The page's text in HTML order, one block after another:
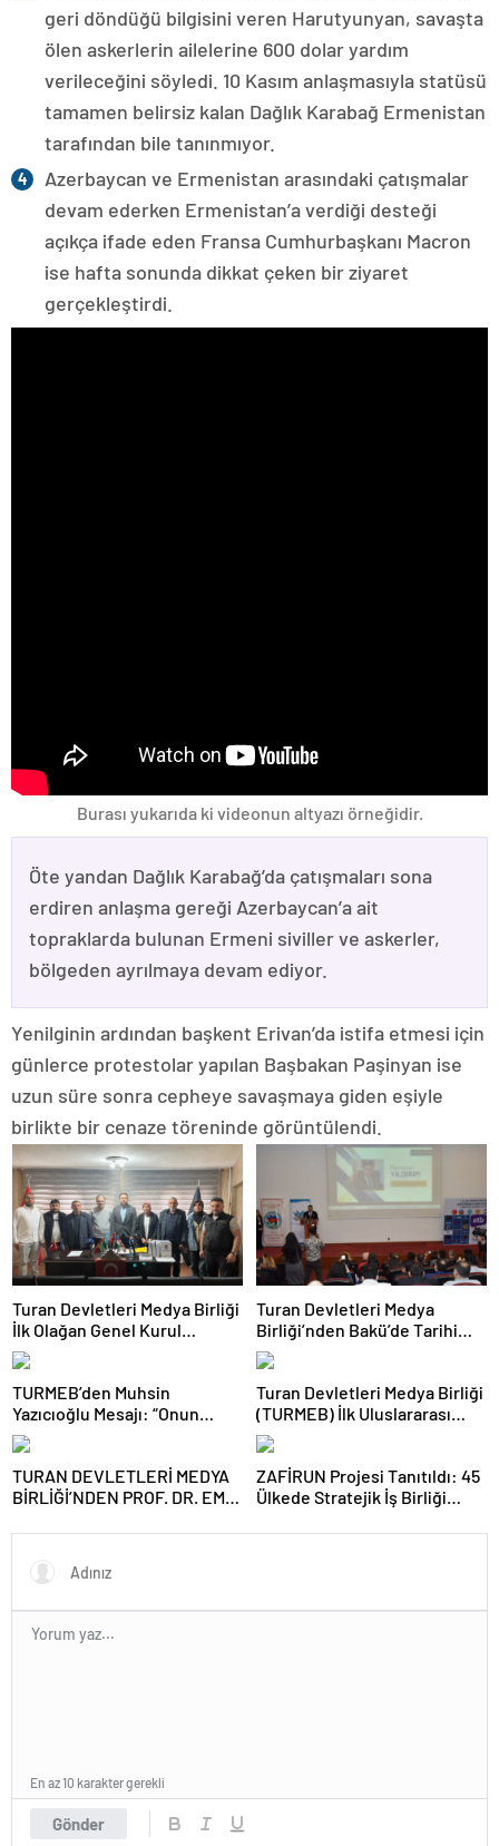
geri döndüğü bilgisini veren Harutyunyan, savaşta
ölen askerlerin ailelerine 600 dolar yardım
verileceğini söyledi. 10 Kasım anlaşmasıyla statüsü
tamamen belirsiz kalan Dağlık Karabağ Ermenistan
tarafından bile tanınmıyor.
Azerbaycan ve Ermenistan arasındaki çatışmalar
devam ederken Ermenistan’a verdiği desteği
açıkça ifade eden Fransa Cumhurbaşkanı Macron
ise hafta sonunda dikkat çeken bir ziyaret
gerçekleştirdi.
Burası yukarıda ki videonun altyazı örneğidir.
Öte yandan Dağlık Karabağ’da çatışmaları sona
erdiren anlaşma gereği Azerbaycan’a ait
topraklarda bulunan Ermeni siviller ve askerler,
bölgeden ayrılmaya devam ediyor.
Yenilginin ardından başkent Erivan’da istifa etmesi için
günlerce protestolar yapılan Başbakan Paşinyan ise
uzun süre sonra cepheye savaşmaya giden eşiyle
birlikte bir cenaze töreninde görüntülendi.
Turan Devletleri Medya Birliği
İlk Olağan Genel Kurul
Toplantısını Gerçekleştirdi
Turan Devletleri Medya
Birliği’nden Bakü’de Tarihi
Adım
TURMEB’den Muhsin
Yazıcıoğlu Mesajı: “Onun
Büyük Birlik İdeali Türk
Dünyasına Işık Tutuyor”
Turan Devletleri Medya Birliği
(TURMEB) İlk Uluslararası
Medya Buluşmasını Bakü’de
Gerçekleştiriyor
TURAN DEVLETLERİ MEDYA
BİRLİĞİ’NDEN PROF. DR. EMİN
ZAFİRUN Projesi Tanıtıldı: 45
Ülkede Stratejik İş Birliği
Gönder
En az 10 karakter gerekli